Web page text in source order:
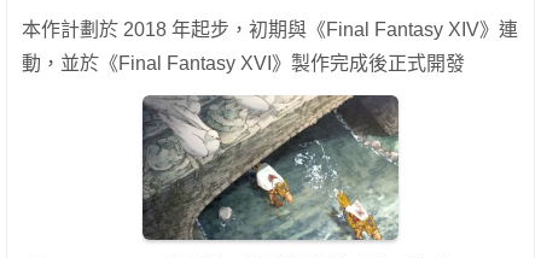
本作計劃於 2018 年起步，初期與《Final Fantasy XIV》連
動，並於《Final Fantasy XVI》製作完成後正式開發